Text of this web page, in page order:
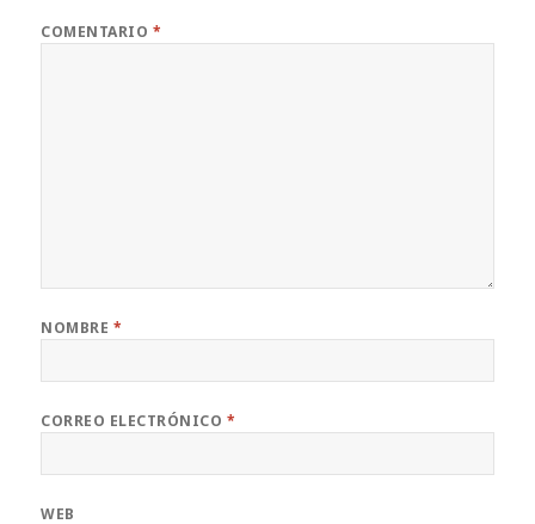
COMENTARIO *
NOMBRE *
CORREO ELECTRÓNICO *
WEB